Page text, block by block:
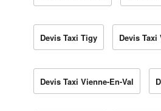
Devis Taxi Tigy Devis Taxi
Devis Taxi Vienne-En-Val